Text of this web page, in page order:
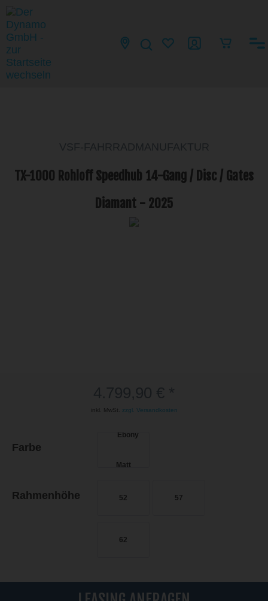
VSF-FAHRRADMANUFAKTUR
TX-1000 Rohloff Speedhub 14-Gang / Disc / Gates
Diamant - 2025
inkl. MwSt. zzgl. Versandkosten
Farbe
Rahmenhöhe 52 57
62